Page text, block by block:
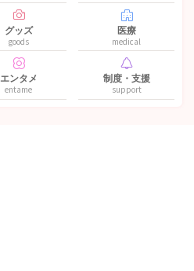
グッズ
goods
医療
medical
エンタメ
entame
制度・支援
support